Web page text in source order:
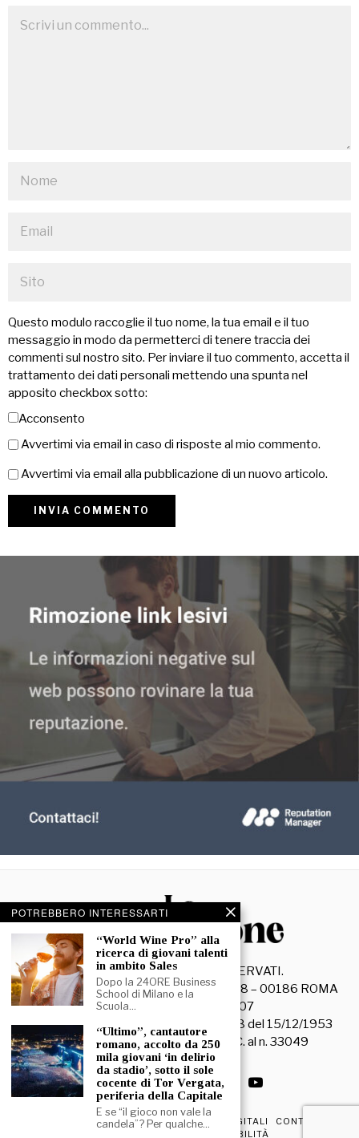
Questo modulo raccoglie il tuo nome, la tua email e il tuo
messaggio in modo da permetterci di tenere traccia dei
commenti sul nostro sito. Per inviare il tuo commento, accetta il
trattamento dei dati personali mettendo una spunta nel
apposito checkbox sotto:
Acconsento
Avvertimi via email in caso di risposte al mio commento.
Avvertimi via email alla pubblicazione di un nuovo articolo.
© 2026- TUTTI I DIRITTI RISERVATI.
La Discussione S.r.l. – Piazza Capranica, 78 – 00186 ROMA
C.F. e P. IVA 15045971007
Registrazione Tribunale di Roma n. 3628 del 15/12/1953
La società editrice è iscritta al R.O.C. al n. 33049
PRIVACY & COOKIE POLICY EDIZIONI DIGITALI
CONTATTI
DICHIARAZIONE DI ACCESSIBILITÀ
POTREBBERO INTERESSARTI
“World Wine Pro” alla
ricerca di giovani talenti
in ambito Sales
Dopo la 24ORE Business
School di Milano e la
Scuola…
“Ultimo”, cantautore
romano, accolto da 250
mila giovani ‘in delirio
da stadio’, sotto il sole
cocente di Tor Vergata,
periferia della Capitale
E se “il gioco non vale la
candela”? Per qualche…